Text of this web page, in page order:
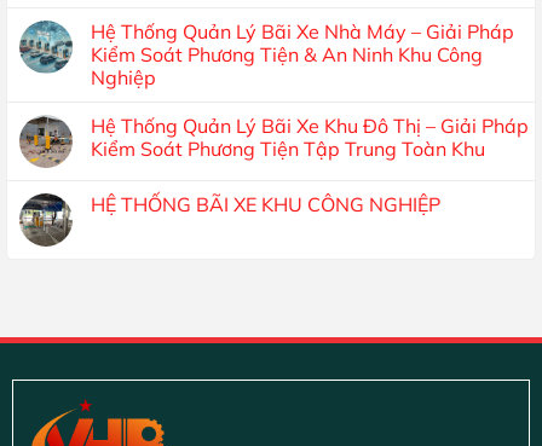
Hệ Thống Quản Lý Bãi Xe Nhà Máy – Giải Pháp
Kiểm Soát Phương Tiện & An Ninh Khu Công
Nghiệp
Hệ Thống Quản Lý Bãi Xe Khu Đô Thị – Giải Pháp
Kiểm Soát Phương Tiện Tập Trung Toàn Khu
HỆ THỐNG BÃI XE KHU CÔNG NGHIỆP